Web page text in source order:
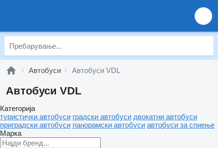
Автобуси Автобуси VDL
Автобуси VDL
Категорија
туристички автобуси градски автобуси двокатни автобуси
приградски автобуси панорамски автобуси автобуси за спиење
Марка